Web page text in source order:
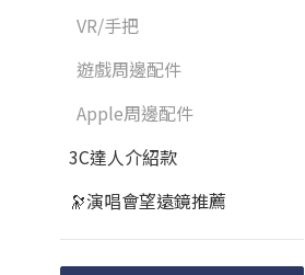
VR/手把
遊戲周邊配件
Apple周邊配件
3C達人介紹款
🔭演唱會望遠鏡推薦